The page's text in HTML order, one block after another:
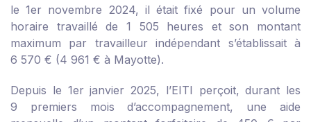
le 1er novembre 2024, il était fixé pour un volume
horaire travaillé de 1 505 heures et son montant
maximum par travailleur indépendant s’établissait à
6 570 € (4 961 € à Mayotte).
Depuis le 1er janvier 2025, l’EITI perçoit, durant les
9 premiers mois d’accompagnement, une aide